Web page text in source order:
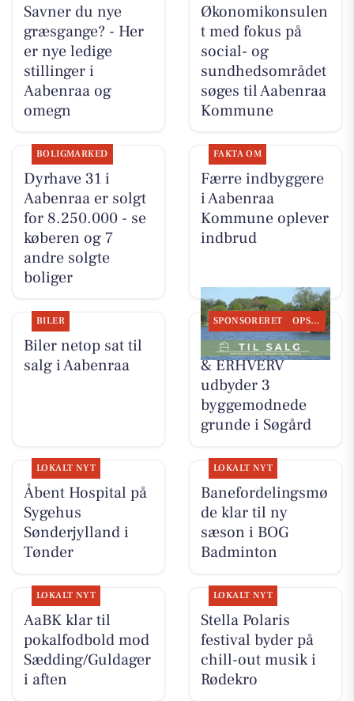
Savner du nye
græsgange? - Her
er nye ledige
stillinger i
Aabenraa og
omegn
Økonomikonsulen
t med fokus på
social- og
sundhedsområdet
søges til Aabenraa
Kommune
BOLIGMARKED
Dyrhave 31 i
Aabenraa er solgt
for 8.250.000 - se
køberen og 7
andre solgte
boliger
FAKTA OM
Færre indbyggere
i Aabenraa
Kommune oplever
indbrud
BILER
Biler netop sat til
salg i Aabenraa
SPONSORERET OPSLAGSTAVLEN
EJENHOLM BOLIG
& ERHVERV
udbyder 3
byggemodnede
grunde i Søgård
LOKALT NYT
Åbent Hospital på
Sygehus
Sønderjylland i
Tønder
LOKALT NYT
Banefordelingsmø
de klar til ny
sæson i BOG
Badminton
LOKALT NYT
AaBK klar til
pokalfodbold mod
Sædding/Guldager
i aften
LOKALT NYT
Stella Polaris
festival byder på
chill-out musik i
Rødekro